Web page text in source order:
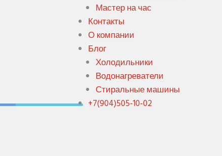
Мастер на час
Контакты
О компании
Блог
Холодильники
Водонагреватели
Стиральные машины
+7(904)505-10-02